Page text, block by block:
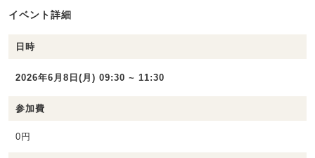
イベント詳細
日時
2026年6月8日(月) 09:30 ~ 11:30
参加費
0円